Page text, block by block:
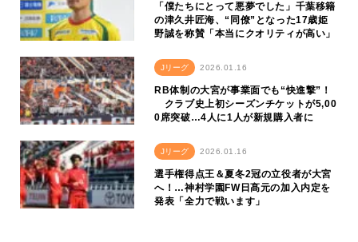
「僕たちにとって悪夢でした」千葉移籍
の津久井匠海、“同僚”となった17歳姫
野誠を称賛「本当にクオリティが高い」
Jリーグ 2026.01.16
RB体制の大宮が事業面でも“快進撃”！
クラブ史上初シーズンチケットが5,00
0席突破…4人に1人が新規購入者に
Jリーグ 2026.01.16
選手権得点王＆夏冬2冠の立役者が大宮
へ！…神村学園FW日髙元の加入内定を
発表「全力で戦います」